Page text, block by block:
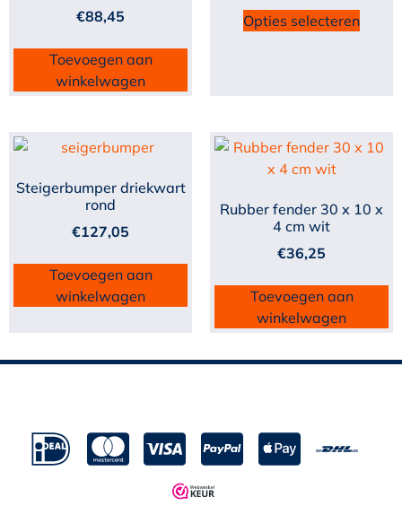
€88,45
Toevoegen aan
winkelwagen
Opties selecteren
Steigerbumper driekwart
rond
€127,05
Toevoegen aan
winkelwagen
Rubber fender 30 x 10 x
4 cm wit
€36,25
Toevoegen aan
winkelwagen